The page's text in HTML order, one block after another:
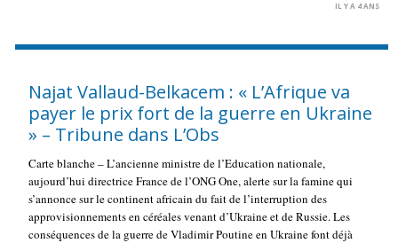
IL Y A 4 ANS
Najat Vallaud-Belkacem : « L’Afrique va
payer le prix fort de la guerre en Ukraine
» – Tribune dans L’Obs
Carte blanche – L’ancienne ministre de l’Education nationale,
aujourd’hui directrice France de l’ONG One, alerte sur la famine qui
s’annonce sur le continent africain du fait de l’interruption des
approvisionnements en céréales venant d’Ukraine et de Russie. Les
conséquences de la guerre de Vladimir Poutine en Ukraine font déjà